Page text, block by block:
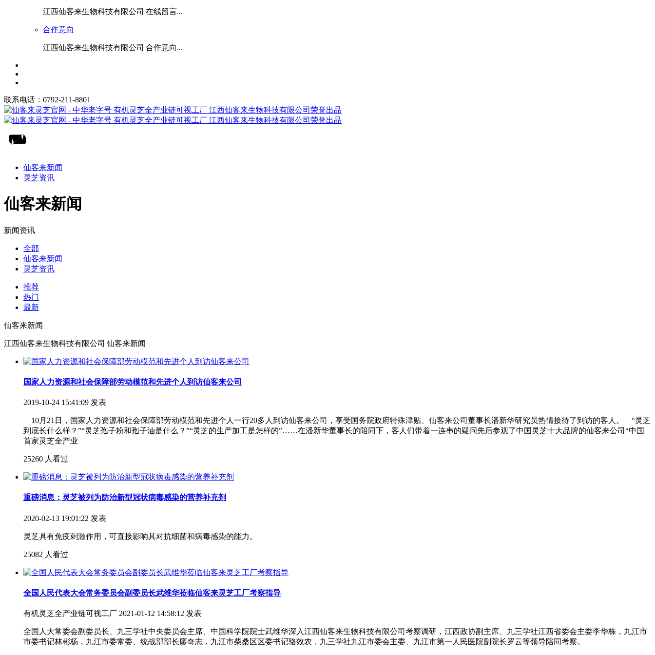
江西仙客来生物科技有限公司|在线留言...
合作意向
江西仙客来生物科技有限公司|合作意向...
联系电话：0792-211-8801
仙客来新闻
灵芝资讯
仙客来新闻
新闻资讯
全部
仙客来新闻
灵芝资讯
推荐
热门
最新
仙客来新闻
江西仙客来生物科技有限公司|仙客来新闻
国家人力资源和社会保障部劳动模范和先进个人到访仙客来公司
2019-10-24 15:41:09 发表
10月21日，国家人力资源和社会保障部劳动模范和先进个人一行20多人到访仙客来公司，享受国务院政府特殊津贴、仙客来公司董事长潘新华研究员热情接待了到访的客人。 “灵芝
到底长什么样？”“灵芝孢子粉和孢子油是什么？”“灵芝的生产加工是怎样的”……在潘新华董事长的陪同下，客人们带着一连串的疑问先后参观了中国灵芝十大品牌的仙客来公司“中国
首家灵芝全产业
25260 人看过
重磅消息：灵芝被列为防治新型冠状病毒感染的营养补充剂
2020-02-13 19:01:22 发表
灵芝具有免疫刺激作用，可直接影响其对抗细菌和病毒感染的能力。
25082 人看过
全国人民代表大会常务委员会副委员长武维华莅临仙客来灵芝工厂考察指导
有机灵芝全产业链可视工厂 2021-01-12 14:58:12 发表
全国人大常委会副委员长、九三学社中央委员会主席、中国科学院院士武维华深入江西仙客来生物科技有限公司考察调研，江西政协副主席、九三学社江西省委会主委李华栋，九江市
市委书记林彬杨，九江市委常委、统战部部长廖奇志，九江市柴桑区区委书记骆效农，九三学社九江市委会主委、九江市第一人民医院副院长罗云等领导陪同考察。